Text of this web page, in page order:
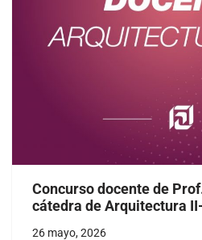
Concurso docente de
cátedra de Arquitectura
26 mayo, 2026